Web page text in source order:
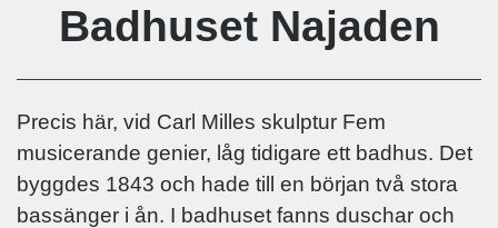
Badhuset Najaden
Precis här, vid Carl Milles skulptur Fem
musicerande genier, låg tidigare ett badhus. Det
byggdes 1843 och hade till en början två stora
bassänger i ån. I badhuset fanns duschar och